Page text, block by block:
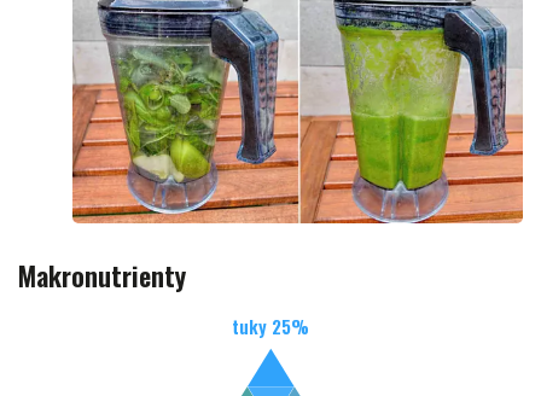
Makronutrienty
tuky 25%